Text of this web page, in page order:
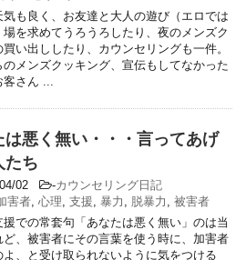
気も良く、お友達と大人の遊び（エロでは
場を求めてうろうろしたり、夜のメンズク
買い出ししたり、カウンセリングも一件。
のメンズクッキング、宣伝もしてなかった
客さん ...
は悪く無い・・・言ってあげ
たち
02 -カウンセリング日記
害者, 心理, 支援, 暴力 , 脱暴力 , 被害者
援での常套句「あなたは悪く無い」のは当
ど、被害者にその言葉を使う時に、加害者
よ、と受け取られないように気をつける